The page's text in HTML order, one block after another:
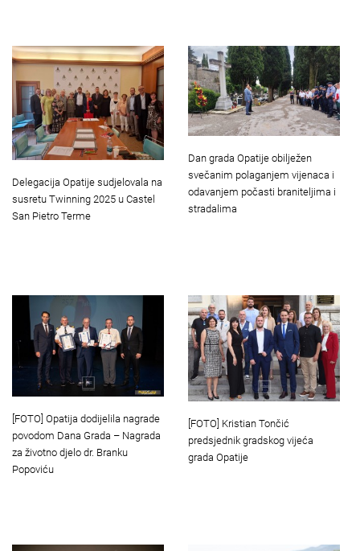
Delegacija Opatije sudjelovala na
susretu Twinning 2025 u Castel
San Pietro Terme
Dan grada Opatije obilježen
svečanim polaganjem vijenaca i
odavanjem počasti braniteljima i
stradalima
[FOTO] Opatija dodijelila nagrade
povodom Dana Grada – Nagrada
za životno djelo dr. Branku
Popoviću
[FOTO] Kristian Tončić
predsjednik gradskog vijeća
grada Opatije